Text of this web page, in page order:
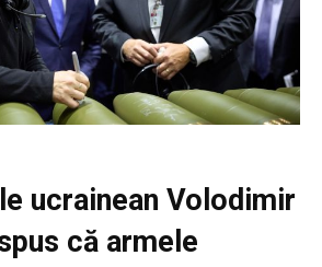
ucrainean Volodimir
că armele